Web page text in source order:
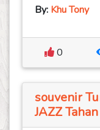
By: Khu Tony
0
souvenir
JAZZ